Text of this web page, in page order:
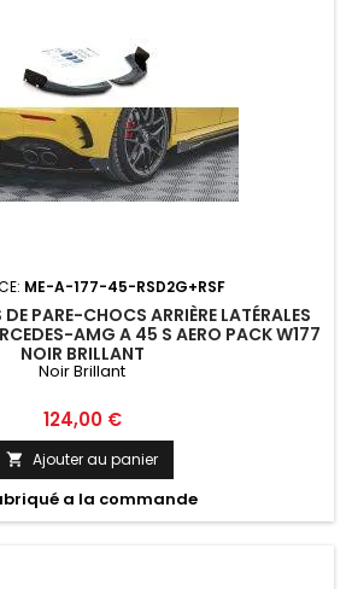
ME-A-177-45-RSD2G+RSF
PARE-CHOCS ARRIÈRE LATÉRALES
AMG A 45 S AERO PACK W177
NOIR BRILLANT
Noir Brillant
Prix
124,00 €
 Ajouter au panier
a la commande